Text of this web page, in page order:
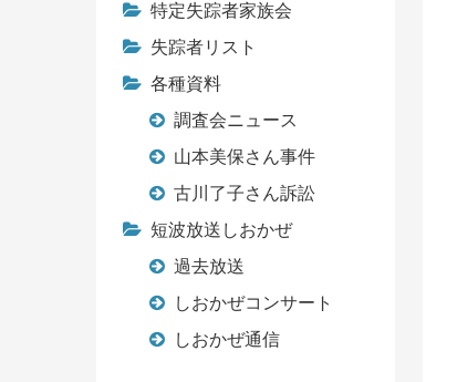
特定失踪者家族会
失踪者リスト
各種資料
調査会ニュース
山本美保さん事件
古川了子さん訴訟
短波放送しおかぜ
過去放送
しおかぜコンサート
しおかぜ通信